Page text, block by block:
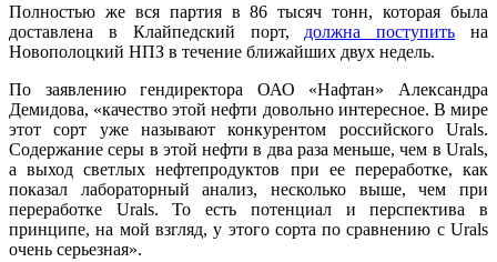
Полностью же вся партия в 86 тысяч тонн, которая была
доставлена в Клайпедский порт, должна поступить на
Новополоцкий НПЗ в течение ближайших двух недель.
По заявлению гендиректора ОАО «Нафтан» Александра
Демидова, «качество этой нефти довольно интересное. В мире
этот сорт уже называют конкурентом российского Urals.
Содержание серы в этой нефти в два раза меньше, чем в Urals,
а выход светлых нефтепродуктов при ее переработке, как
показал лабораторный анализ, несколько выше, чем при
переработке Urals. То есть потенциал и перспектива в
принципе, на мой взгляд, у этого сорта по сравнению с Urals
очень серьезная».